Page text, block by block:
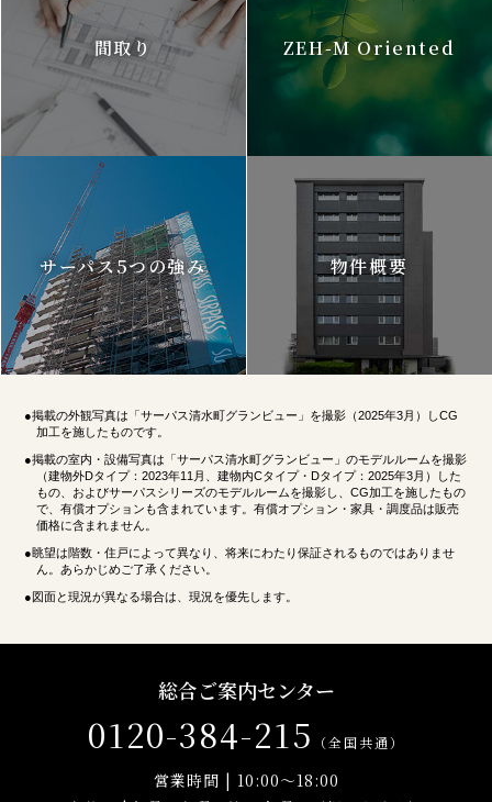
●掲載の外観写真は「サーパス清水町グランビュー」を撮影（2025年3月）しCG
加工を施したものです。
●掲載の室内・設備写真は「サーパス清水町グランビュー」のモデルルームを撮影
（建物外Dタイプ：2023年11月、建物内Cタイプ・Dタイプ：2025年3月）した
もの、およびサーパスシリーズのモデルルームを撮影し、CG加工を施したもの
で、有償オプションも含まれています。有償オプション・家具・調度品は販売
価格に含まれません。
●眺望は階数・住戸によって異なり、将来にわたり保証されるものではありませ
ん。あらかじめご了承ください。
●図面と現況が異なる場合は、現況を優先します。
間取り ZEH-M Oriented
サーパス5つの強み 物件概要
総合ご案内センター
0120-384-215 （全国共通）
営業時間 | 10:00～18:00